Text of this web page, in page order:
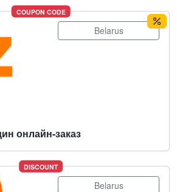
COUPON CODE
Belarus
онлайн-заказ
DISCOUNT
Belarus